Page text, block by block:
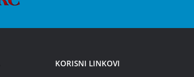
KORISNI LINKOVI